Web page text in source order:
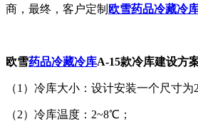
商，最终，客户定制 欧雪药品冷藏冷
欧雪药品冷藏冷库A-15款冷库建设方
（1）冷库大小：设计安装一个尺寸
（2）冷库温度：2~8℃；